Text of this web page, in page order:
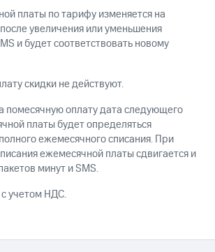
платы по тарифу изменяется на
увеличения или уменьшения
и будет соответствовать новому
скидки не действуют.
помесячную оплату дата следующего
платы будет определяться
ежемесячного списания. При
ежемесячной платы сдвигается и
минут и SMS.
учетом НДС.